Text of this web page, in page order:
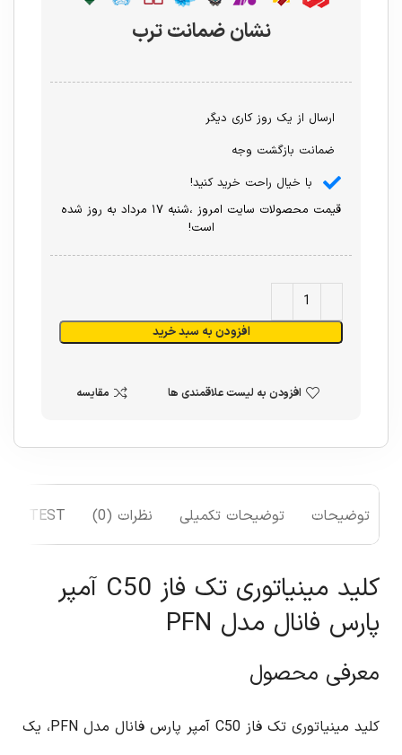
نشان ضمانت ترب
ارسال از یک روز کاری دیگر
ضمانت بازگشت وجه
با خیال راحت خرید کنید!
قیمت محصولات سایت امروز ،شنبه ۱۷ مرداد به روز شده
است!
افزودن به سبد خرید
افزودن به لیست علاقمندی ها مقایسه
توضیحات توضیحات تکمیلی نظرات (0) TEST
کلید مینیاتوری تک فاز C50 آمپر
پارس فانال مدل PFN
معرفی محصول
کلید مینیاتوری تک فاز C50 آمپر پارس فانال مدل PFN، یک